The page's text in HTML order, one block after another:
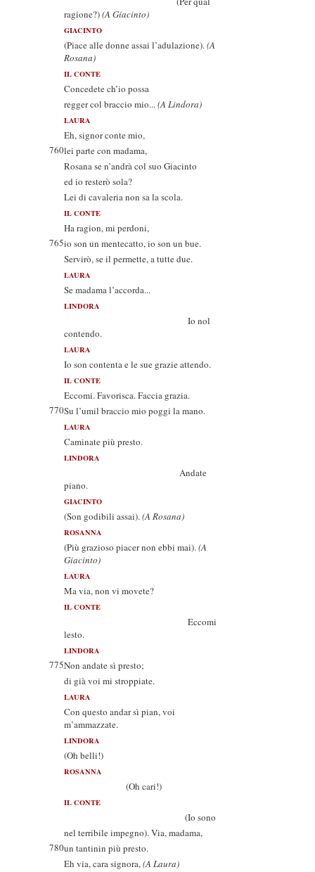
ragione?)(A Giacinto)
GIACINTO
(Piace alle donne assai l’adulazione).(A
Rosana)
IL CONTE
Concedete ch’io possa
regger col braccio mio...(A Lindora)
LAURA
Eh, signor conte mio,
760lei parte con madama,
Rosana se n’andrà col suo Giacinto
ed io resterò sola?
Lei di cavaleria non sa la scola.
IL CONTE
Ha ragion, mi perdoni,
765io son un mentecatto, io son un bue.
Servirò, se il permette, a tutte due.
LAURA
Se madama l’accorda...
LINDORA
Io nol
contendo.
LAURA
Io son contenta e le sue grazie attendo.
IL CONTE
Eccomi. Favorisca. Faccia grazia.
770Su l’umil braccio mio poggi la mano.
LAURA
Caminate più presto.
LINDORA
Andate
piano.
GIACINTO
(Son godibili assai).(A Rosana)
ROSANNA
(Più grazioso piacer non ebbi mai).(A
Giacinto)
LAURA
Ma via, non vi movete?
IL CONTE
Eccomi
lesto.
LINDORA
775Non andate sì presto;
di già voi mi stroppiate.
LAURA
Con questo andar sì pian, voi
m’ammazzate.
LINDORA
(Oh belli!)
ROSANNA
(Oh cari!)
IL CONTE
(Io sono
nel terribile impegno). Via, madama,
780un tantinin più presto.
Eh via, cara signora,(A Laura)